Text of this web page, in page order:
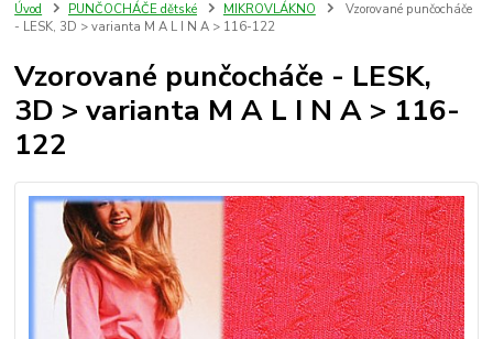
Úvod PUNČOCHÁČE dětské MIKROVLÁKNO
Vzorované punčocháče
- LESK, 3D > varianta M A L I N A > 116-122
Vzorované punčocháče - LESK,
3D > varianta M A L I N A > 116-
122